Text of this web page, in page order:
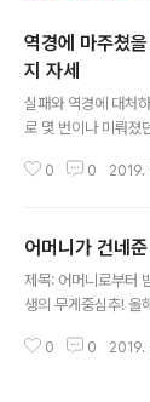
역경에 마주쳤
지 자세
실패와 역경에 대처
로 몇 번이나 미뤄졌
히 가라앉히고 초집
책에서 감명 깊게 읽
문장을 읽고 서로의
병들과 함께 이야기
요~ 대개 역경에 마
0 0 2019.
어머니가 건네
제목: 어머니로부터
생의 무게중심추! 올
만 원 넘게 있는데 나
0 0 2019.